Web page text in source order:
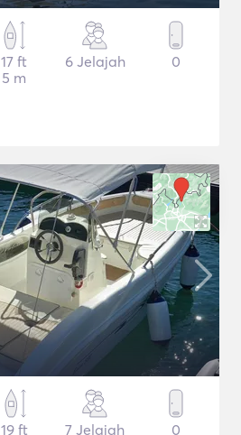
17 ft
5 m
6 Jelajah 0
19 ft
7 Jelajah 0